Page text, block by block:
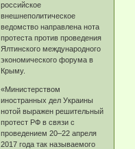
российское
внешнеполитическое
ведомство направлена нота
протеста против проведения
Ялтинского международного
экономического форума в
Крыму.
«Министерством
иностранных дел Украины
нотой выражен решительный
протест РФ в связи с
проведением 20–22 апреля
2017 года так называемого